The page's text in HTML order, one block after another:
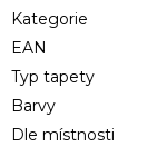
Kategorie
EAN
Typ tapety
Barvy
Dle místnosti